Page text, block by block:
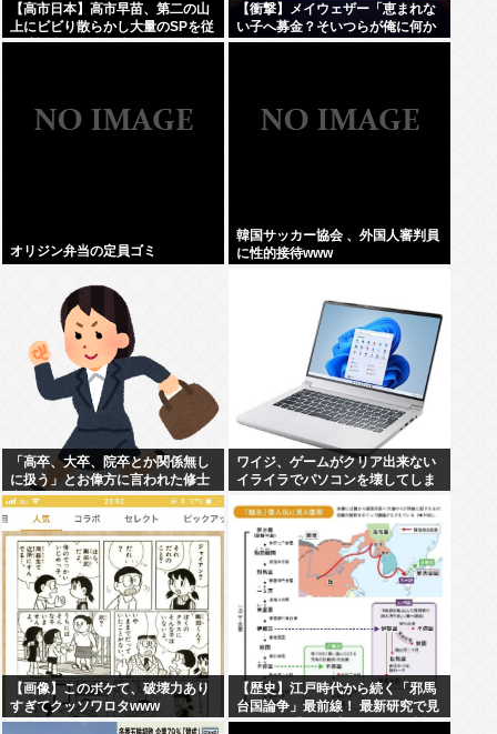
【高市日本】高市早苗、第二の山
上にビビり散らかし大量のSPを従
え演説台にも全面防弾ガラスを設
【衝撃】メイウェザー「恵まれな
い子へ募金？そいつらが俺に何か
してくれたのか・・・・・・？」
オリジン弁当の定員ゴミ
韓国サッカー協会 、外国人審判員
に性的接待www
「高卒、大卒、院卒とか関係無し
に扱う」とお偉方に言われた修士
卒の女の子が...
ワイジ、ゲームがクリア出来ない
イライラでパソコンを壊してしま
【画像】このボケて、破壊力あり
すぎてクッソワロタwww
【歴史】江戸時代から続く「邪馬
台国論争」最前線！ 最新研究で見
えてきた「卑弥呼の国」の有力説